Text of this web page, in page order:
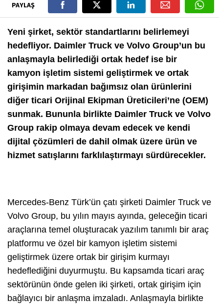
PAYLAŞ
Yeni şirket, sektör standartlarını belirlemeyi
hedefliyor. Daimler Truck ve Volvo Group’un bu
anlaşmayla belirlediği ortak hedef ise bir
kamyon işletim sistemi geliştirmek ve ortak
girişimin markadan bağımsız olan ürünlerini
diğer ticari Orijinal Ekipman Üreticileri’ne (OEM)
sunmak. Bununla birlikte Daimler Truck ve Volvo
Group rakip olmaya devam edecek ve kendi
dijital çözümleri de dahil olmak üzere ürün ve
hizmet satışlarını farklılaştırmayı sürdürecekler.
Mercedes-Benz Türk’ün çatı şirketi Daimler Truck ve
Volvo Group, bu yılın mayıs ayında, geleceğin ticari
araçlarına temel oluşturacak yazılım tanımlı bir araç
platformu ve özel bir kamyon işletim sistemi
geliştirmek üzere ortak bir girişim kurmayı
hedeflediğini duyurmuştu. Bu kapsamda ticari araç
sektörünün önde gelen iki şirketi, ortak girişim için
bağlayıcı bir anlaşma imzaladı. Anlaşmayla birlikte